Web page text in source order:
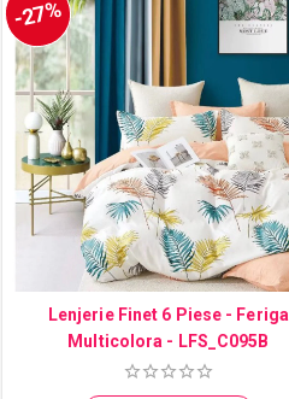
-27%
Lenjerie Finet 6 Piese - Feriga
Multicolora - LFS_C095B